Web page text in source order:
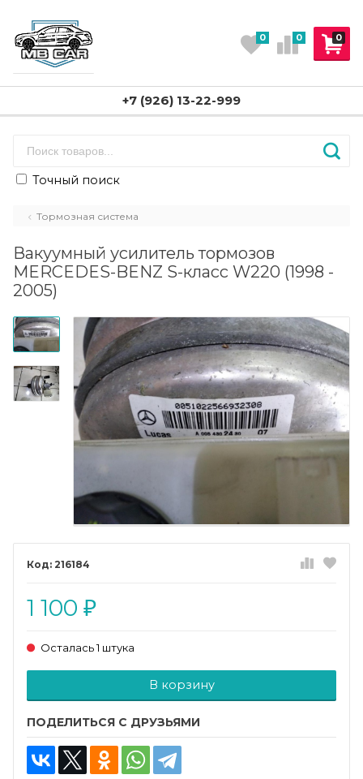
0
0 0
+7 (926) 13-22-999
Точный поиск
Тормозная система
Вакуумный усилитель тормозов
MERCEDES-BENZ S-класс W220 (1998 -
2005)
216184
1 100 ₽
Осталась 1 штука
В корзину
ПОДЕЛИТЬСЯ С ДРУЗЬЯМИ